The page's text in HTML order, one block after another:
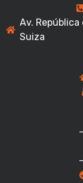
Av.
Suiza